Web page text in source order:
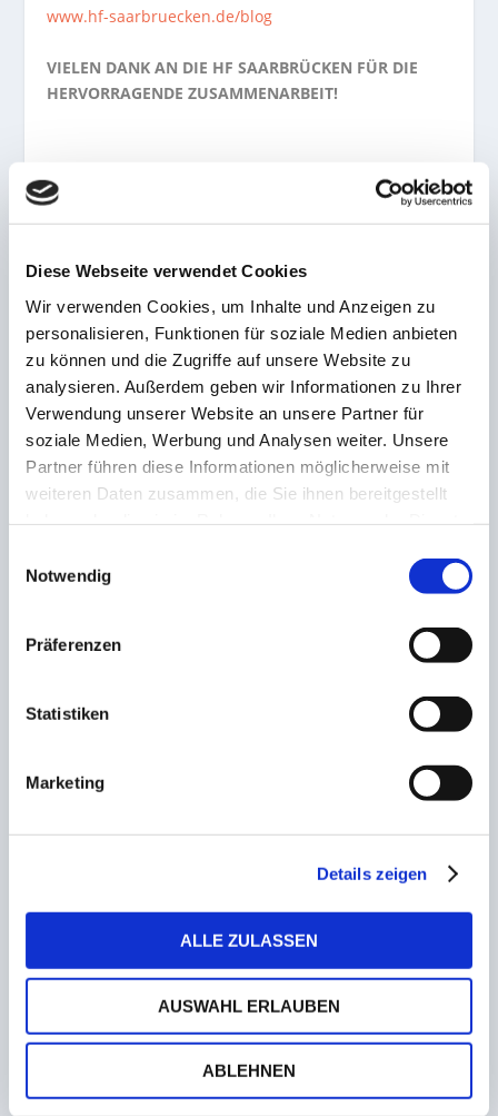
Diese Webseite verwendet Cookies
Wir verwenden Cookies, um Inhalte und Anzeigen zu
personalisieren, Funktionen für soziale Medien anbieten
zu können und die Zugriffe auf unsere Website zu
analysieren. Außerdem geben wir Informationen zu Ihrer
Verwendung unserer Website an unsere Partner für
soziale Medien, Werbung und Analysen weiter. Unsere
Partner führen diese Informationen möglicherweise mit
weiteren Daten zusammen, die Sie ihnen bereitgestellt
Notwendig
Präferenzen
Statistiken
Marketing
Details zeigen
ALLE ZULASSEN
AUSWAHL ERLAUBEN
ABLEHNEN
www.hf-saarbruecken.de/blog
VIELEN DANK AN DIE HF SAARBRÜCKEN FÜR DIE
HERVORRAGENDE ZUSAMMENARBEIT!
AKTIE:
VORHERIGE
Die Dunkelmacher vom TV
Walpershofen gewinnen
beim VSC Spike Guldental
Stunde
NÄCHSTE
Weiter Spitze!
Handballerinnen der HSG
Marpingen-Alsweiler
Mundenheim deutlich
Youssef Elgammal wechselt ins Saarland, zur
23. März 2023
Zweiter Neuzugang für die kommende Spielzeit!
18. Januar 2023
Rückblick! Das Winter-Trainingslager des FC
Bliesmengen-Bolchen und Vitt gehen nach der